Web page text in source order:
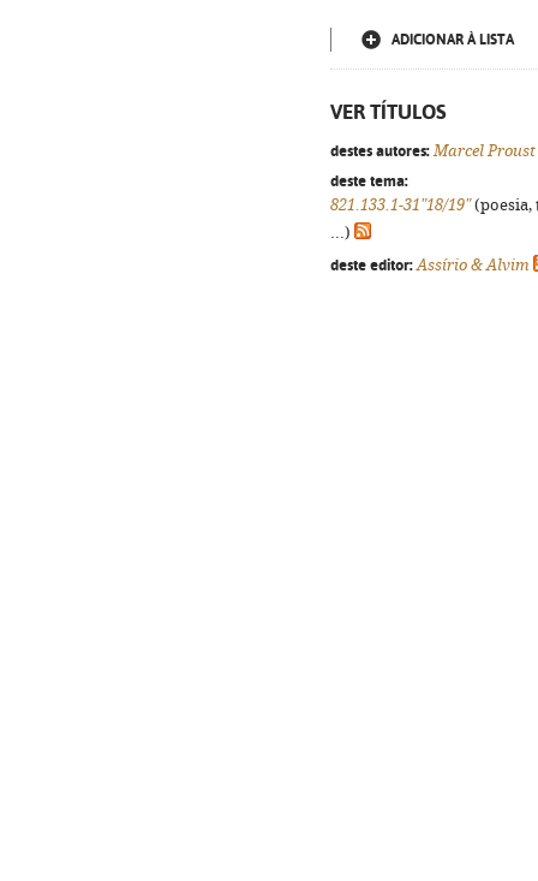
ADICIONAR À LISTA
VER TÍTULOS
destes autores: Marcel Proust
deste tema:
821.133.1-31"18/19"(poesia,
...)
deste editor: Assírio & Alvim